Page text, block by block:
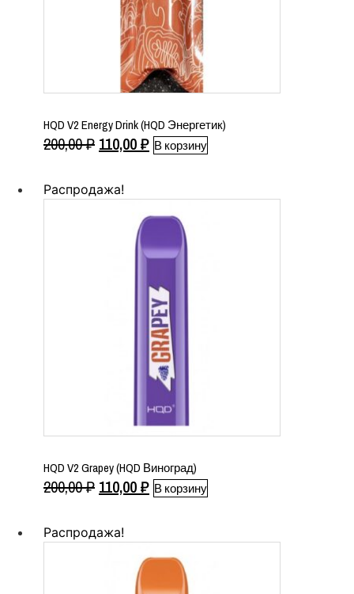
HQD V2 Energy Drink (HQD Энергетик)
200,00₽ Первоначальная
составляла
200,00 ₽.
110,00₽Текущая
В корзину
Распродажа!
HQD V2 Grapey (HQD Виноград)
200,00₽ Первоначальная
составляла
200,00 ₽.
110,00₽Текущая
В корзину
Распродажа!